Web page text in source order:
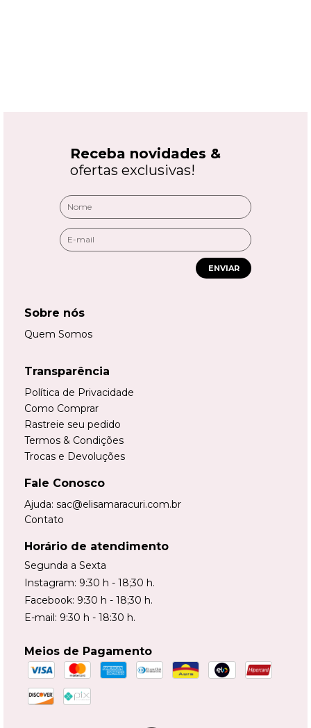
Receba novidades &
ofertas exclusivas!
ENVIAR
Sobre nós
Quem Somos
Transparência
Política de Privacidade
Como Comprar
Rastreie seu pedido
Termos & Condições
Trocas e Devoluções
Fale Conosco
Ajuda: sac@elisamaracuri.com.br
Contato
Horário de atendimento
Segunda a Sexta
Instagram: 9:30 h - 18;30 h.
Facebook: 9:30 h - 18;30 h.
E-mail: 9:30 h - 18:30 h.
Meios de Pagamento